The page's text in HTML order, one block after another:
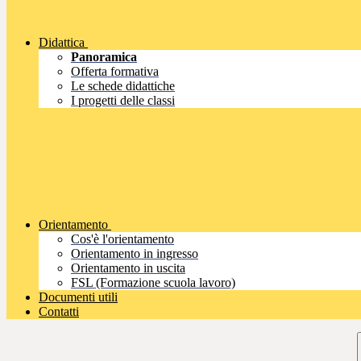
Didattica
Panoramica
Offerta formativa
Le schede didattiche
I progetti delle classi
Orientamento
Cos'è l'orientamento
Orientamento in ingresso
Orientamento in uscita
FSL (Formazione scuola lavoro)
Documenti utili
Contatti